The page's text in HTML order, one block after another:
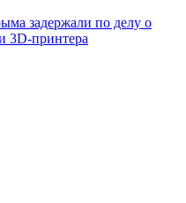
задержали по делу о
3D‑принтера